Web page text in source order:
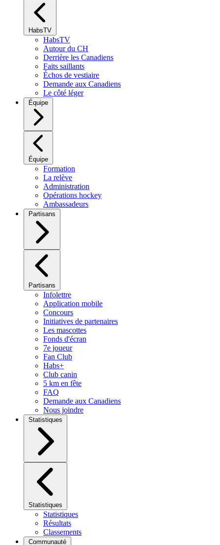
HabsTV
HabsTV
Autour du CH
Derrière les Canadiens
Faits saillants
Échos de vestiaire
Demande aux Canadiens
Le côté léger
Équipe
Équipe
Formation
La relève
Administration
Opérations hockey
Ambassadeurs
Partisans
Partisans
Infolettre
Application mobile
Concours
Initiatives de partenaires
Les mascottes
Fonds d'écran
7e joueur
Fan Club
Habs+
Club canin
5 km en fête
FAQ
Demande aux Canadiens
Nous joindre
Statistiques
Statistiques
Statistiques
Résultats
Classements
Communauté